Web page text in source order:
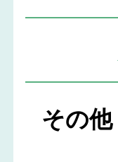
その他